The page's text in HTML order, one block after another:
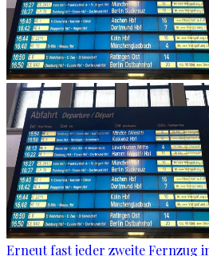
Erneut fast jeder zweite Fernzug